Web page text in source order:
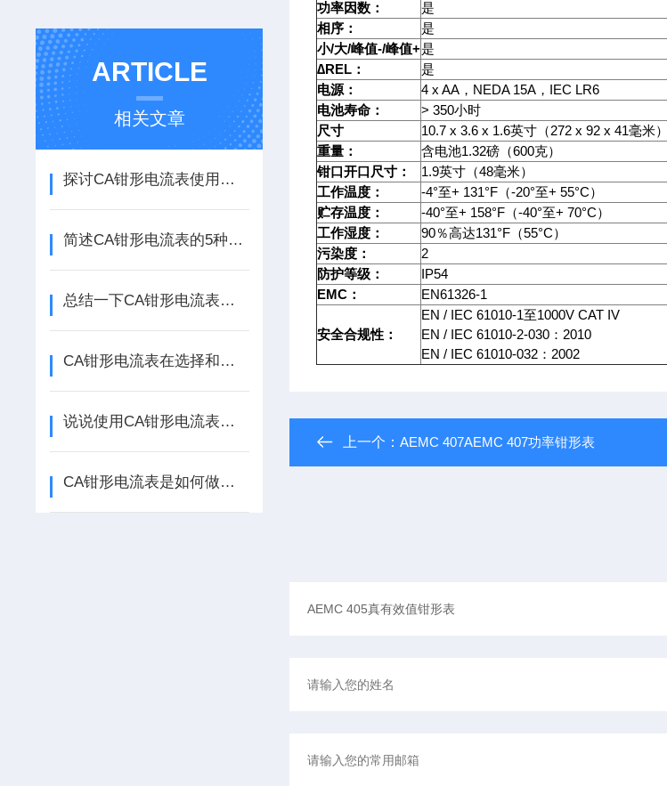
ARTICLE
相关文章
探讨CA钳形电流表使用注意事项
简述CA钳形电流表的5种主要用途
总结一下CA钳形电流表的注意事项
CA钳形电流表在选择和使用时应注意哪几点
说说使用CA钳形电流表时应注意哪几个问题
CA钳形电流表是如何做到测量数据的准确
功率因数：
是
相序：
是
小/大/峰值-/峰值+是
∆REL ：
是
电源：
4 x AA ， NEDA 15A ， IEC LR6
电池寿命： > 350小时
尺寸
10.7 x 3.6 x 1.6英寸（272 x 92 x 41毫米）
重量：
含电池1.32磅（600克）
钳口开口尺寸：
1.9英寸（48毫米）
工作温度：
-4°至+ 131°F （-20°至+ 55°C）
贮存温度：
-40°至+ 158°F （-40°至+ 70°C）
工作湿度：
90％高达131°F （55°C）
污染度：
2
防护等级：
IP54
EMC ： EN61326-1
安全合规性：
EN / IEC 61010-1至1000V CAT IV
EN / IEC 61010-2-030 ： 2010
EN / IEC 61010-032 ： 2002
上一个：AEMC 407AEMC 407功率钳形表